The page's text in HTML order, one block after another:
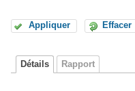
Appliquer Effacer
Détails Rapport